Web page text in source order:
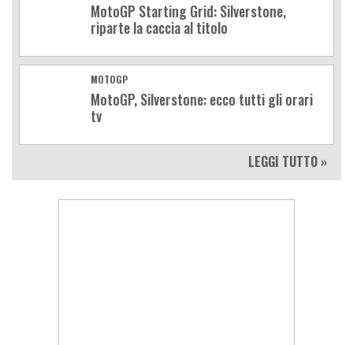
MotoGP Starting Grid: Silverstone,
riparte la caccia al titolo
MOTOGP
MotoGP, Silverstone: ecco tutti gli orari
tv
LEGGI TUTTO »